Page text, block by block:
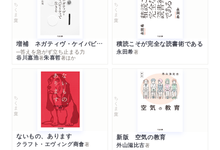
ちくま文庫
増補 ネガティヴ・ケイパビリティで生きる
─答えを急がず立ち止まる力
谷川嘉浩著朱喜哲著ほか
ちくま文庫
積読こそが完全な読書術である
永田希著
ちくま文庫
ないもの、あります
クラフト・エヴィング商會著
ちくま文庫
新版 空気の教育
外山滋比古著